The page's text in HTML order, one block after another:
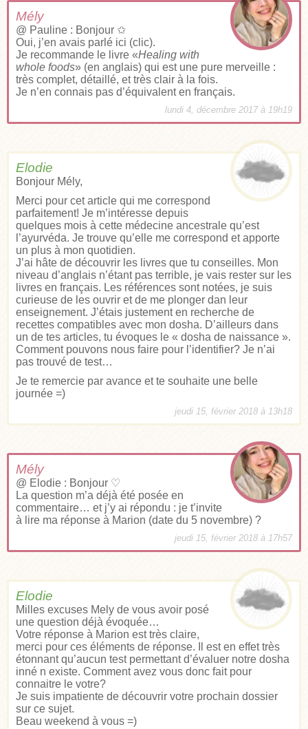
Mély
@ Pauline : Bonjour ✩
Oui, j’en avais parlé ici (clic).
Je recommande le livre «Healing with
whole foods» (en anglais) qui est une pure merveille :
très complet, détaillé, et très clair à la fois.
Je n’en connais pas d’équivalent en français.
lundi 4, décembre 2017 à 19h19
Elodie
Bonjour Mély,
Merci pour cet article qui me correspond
parfaitement! Je m’intéresse depuis
quelques mois à cette médecine ancestrale qu’est
l’ayurvéda. Je trouve qu’elle me correspond et apporte
un plus à mon quotidien.
J’ai hâte de découvrir les livres que tu conseilles. Mon
niveau d’anglais n’étant pas terrible, je vais rester sur les
livres en français. Les références sont notées, je suis
curieuse de les ouvrir et de me plonger dan leur
enseignement. J’étais justement en recherche de
recettes compatibles avec mon dosha. D’ailleurs dans
un de tes articles, tu évoques le « dosha de naissance ».
Comment pouvons nous faire pour l’identifier? Je n’ai
pas trouvé de test…
Je te remercie par avance et te souhaite une belle
journée =)
jeudi 15, février 2018 à 13h18
Mély
@ Elodie : Bonjour ♡
La question m’a déjà été posée en
commentaire… et j’y ai répondu : je t’invite
à lire ma réponse à Marion (date du 5 novembre) ?
jeudi 15, février 2018 à 17h57
Elodie
Milles excuses Mely de vous avoir posé
une question déjà évoquée…
Votre réponse à Marion est très claire,
merci pour ces éléments de réponse. Il est en effet très
étonnant qu’aucun test permettant d’évaluer notre dosha
inné n existe. Comment avez vous donc fait pour
connaitre le votre?
Je suis impatiente de découvrir votre prochain dossier
sur ce sujet.
Beau weekend à vous =)